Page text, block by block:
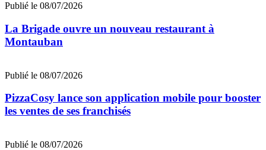
Publié le 08/07/2026
La Brigade ouvre un nouveau restaurant à
Montauban
Publié le 08/07/2026
PizzaCosy lance son application mobile pour booster
les ventes de ses franchisés
Publié le 08/07/2026